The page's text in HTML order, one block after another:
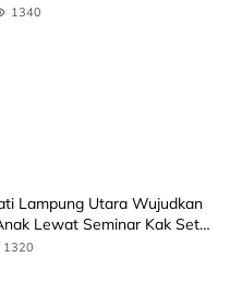
1340
Lampung Utara Wujudkan
Lewat Seminar Kak Seto,
1320